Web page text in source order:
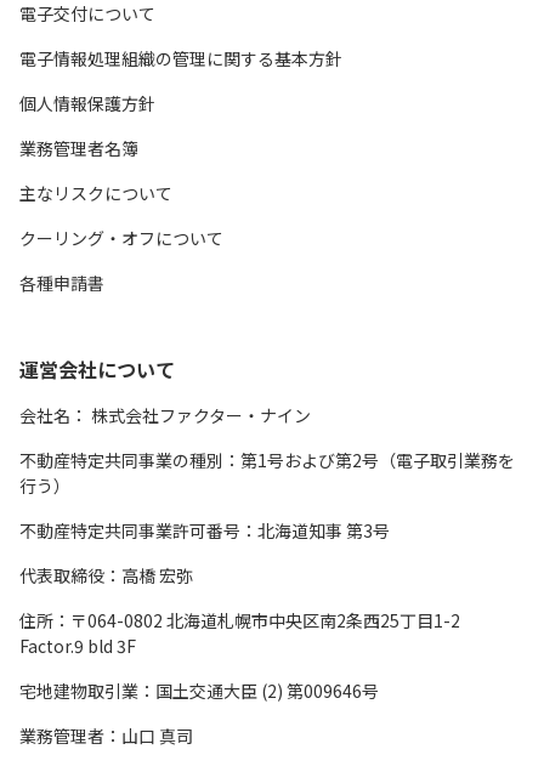
電子交付について
電子情報処理組織の管理に関する基本方針
個人情報保護方針
業務管理者名簿
主なリスクについて
クーリング・オフについて
各種申請書
運営会社について
会社名： 株式会社ファクター・ナイン
不動産特定共同事業の種別：第1号および第2号（電子取引業務を
行う）
不動産特定共同事業許可番号：北海道知事 第3号
代表取締役：高橋 宏弥
住所：〒064-0802 北海道札幌市中央区南2条西25丁目1-2
Factor.9 bld 3F
宅地建物取引業：国土交通大臣 (2) 第009646号
業務管理者：山口 真司